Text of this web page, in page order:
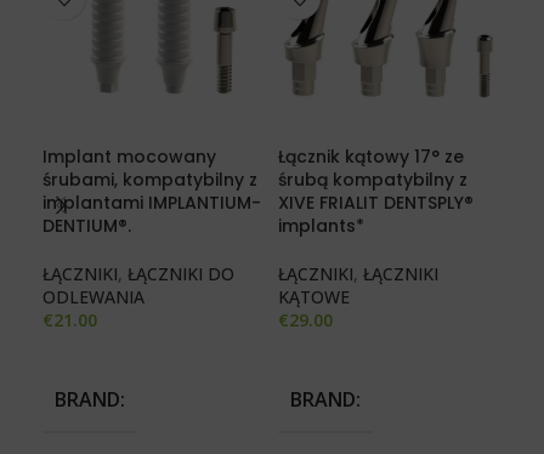
Implant mocowany
śrubami, kompatybilny z
implantami IMPLANTIUM-
DENTIUM®.
ŁĄCZNIKI, ŁĄCZNIKI DO
ODLEWANIA
€21.00
BRAND
Łącznik kątowy 17° ze
śrubą kompatybilny z
XIVE FRIALIT DENTSPLY®
implants*
ŁĄCZNIKI, ŁĄCZNIKI
KĄTOWE
€29.00
BRAND